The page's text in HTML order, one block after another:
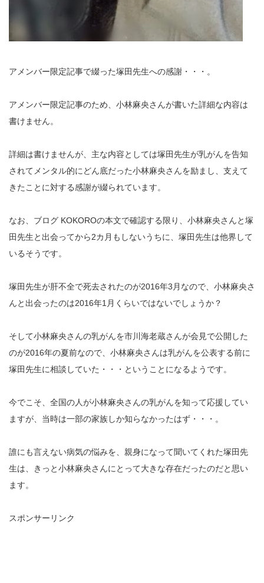
アメンバー限定記事で綴った塚田先生への感謝・・・。
アメンバー限定記事のため、小林麻央さんが書いた詳細な内容は
書けません。
詳細は書けませんが、主な内容としては塚田先生が乳がんを告知
されてメンタル的にどん底だった小林麻央さんを励まし、支えて
きたことに対する感謝が綴られています。
なお、ブログ KOKOROの本文で確認する限り、小林麻央さんと塚
田先生と出会ってから2カ月もしないうちに、塚田先生は他界して
いるそうです。
塚田先生が肝不全で死去されたのが2016年3月なので、小林麻央さ
んと出会ったのは2016年1月くらいではないでしょうか？
そして小林麻央さんの乳がんを市川海老蔵さんが会見で公開した
のが2016年の夏前なので、小林麻央さんは乳がんを公表する前に
塚田先生に相談していた・・・ということになるようです。
今でこそ、全国の人が小林麻央さんの乳がんを知って応援してい
ますが、当時は一部の家族しか知らなかったはず・・・。
誰にも言えない病気の悩みを、親身になって聞いてくれた塚田先
生は、きっと小林麻央さんにとって大きな存在だったのだと思い
ます。
スポンサーリンク